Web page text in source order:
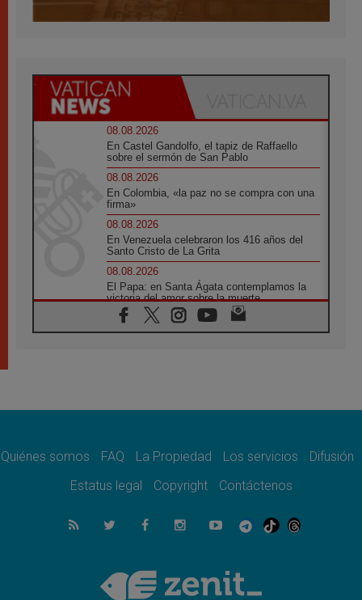
08.08.2026
En Castel Gandolfo, el tapiz de Raffaello
sobre el sermón de San Pablo
08.08.2026
En Colombia, «la paz no se compra con una
firma»
08.08.2026
En Venezuela celebraron los 416 años del
Santo Cristo de La Grita
08.08.2026
El Papa: en Santa Ágata contemplamos la
victoria del amor sobre la muerte
08.08.2026
León XIV visitará el Santuario de la Madre
07.08.2026
07.08.2026
el compromiso del cristiano"
La matanza de niños en Gaza no cesa: 300
muertos en 300 días
Tagle: La guerra desfigura el mundo, solo la
revelación de Dios lo transfigura
Quiénes somos FAQ La Propiedad Los servicios
Difusión
Estatus legal
Copyright Contáctenos